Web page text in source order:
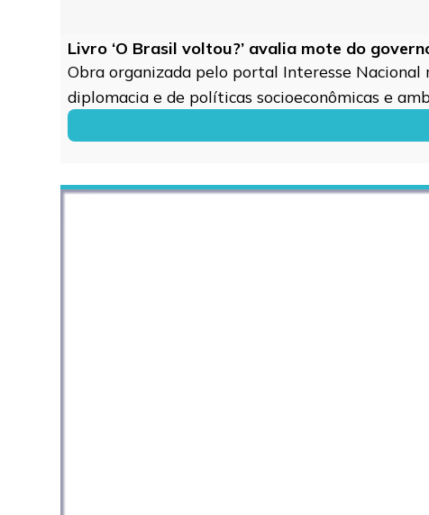
Livro ‘O Brasil voltou?’ avalia mote do
Obra organizada pelo portal Interesse
diplomacia e de políticas socioeconômicas e